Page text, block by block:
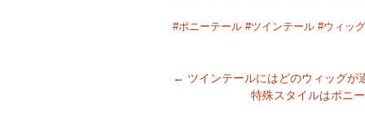
#ポニーテール #ツインテール #ウィッ
← ツインテールにはどのウィッグが
特殊スタイルはポニ